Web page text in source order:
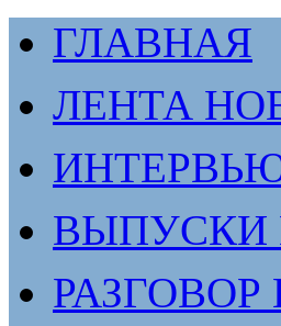
ГЛАВНАЯ
ЛЕНТА
ВЫПУСКИ